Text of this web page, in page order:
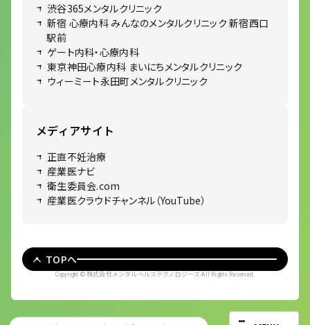
渋谷365メンタルクリニック
新宿 心療内科 みんなのメンタルクリニック 新宿西口
駅前
ゲート内科・心療内科
東京神田心療内科 まいにちメンタルクリニック
ウィーミート永田町メンタルクリニック
メディアサイト
正直不妊治療
産業医ナビ
衛生委員会.com
産業医クラウドチャンネル（YouTube）
Copyright ©株式会社メンタルヘルステクノロジーズAll Rights Reserved.
TOPへ